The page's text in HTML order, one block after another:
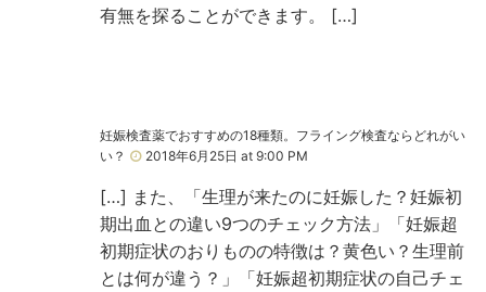
有無を探ることができます。 […]
妊娠検査薬でおすすめの18種類。フライング検査ならどれがい
い？
2018年6月25日 at 9:00 PM
[…] また、「生理が来たのに妊娠した？妊娠初
期出血との違い9つのチェック方法」「妊娠超
初期症状のおりものの特徴は？黄色い？生理前
とは何が違う？」「妊娠超初期症状の自己チェ